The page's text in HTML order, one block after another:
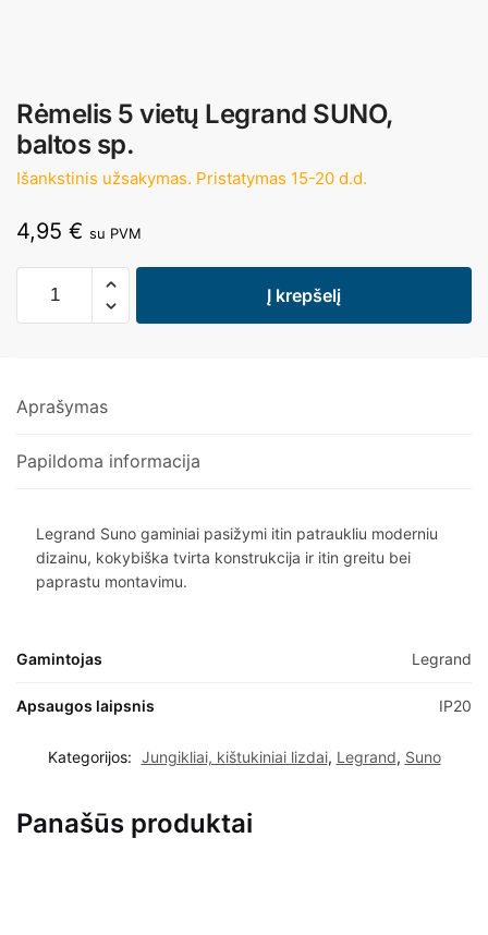
Rėmelis 5 vietų Legrand SUNO,
baltos sp.
Išankstinis užsakymas. Pristatymas 15-20 d.d.
4,95 € su PVM
Į krepšelį
Aprašymas
Papildoma informacija
Legrand Suno gaminiai pasižymi itin patraukliu moderniu
dizainu, kokybiška tvirta konstrukcija ir itin greitu bei
paprastu montavimu.
Gamintojas Legrand
Apsaugos laipsnis IP20
Kategorijos: Jungikliai, kištukiniai lizdai, Legrand, Suno
Panašūs produktai